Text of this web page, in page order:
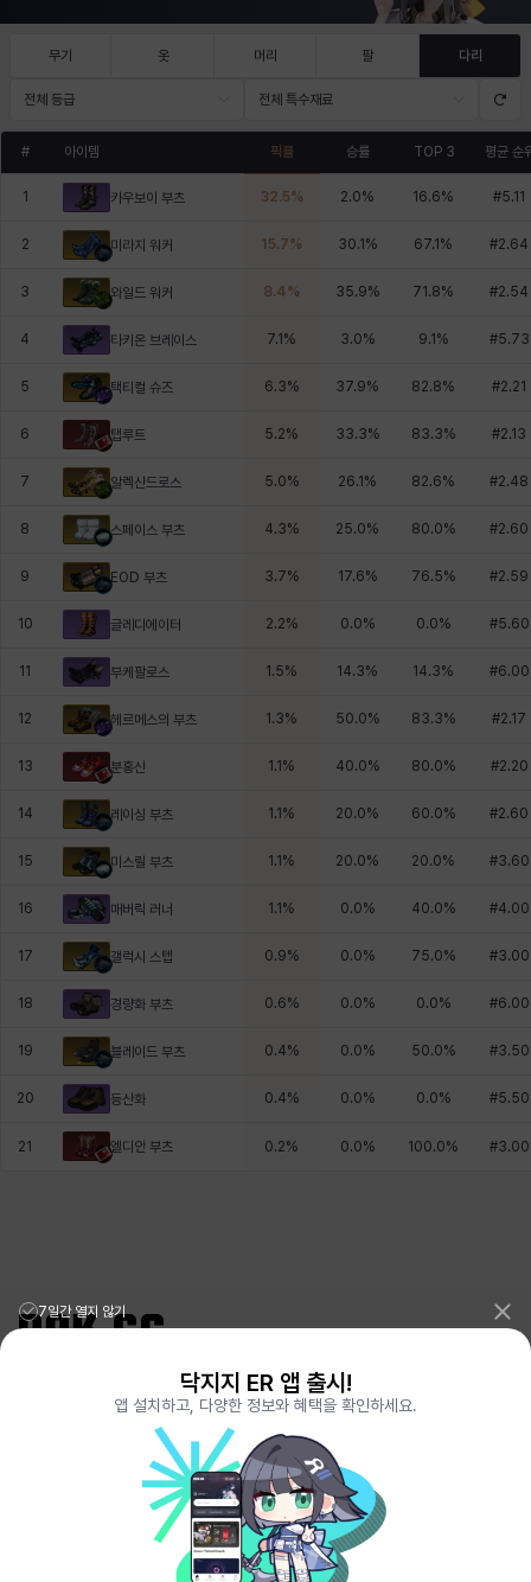
무기 옷 머리 팔 다리
전체 등급 전체 특수재료
# 아이템 픽률 승률 TOP 3 평균 순
1 카우보이 부츠 32.5% 2.0% 16.6% #5.11
2 미라지 워커 15.7% 30.1 % 67.1 % #2.64
3 와일드 워커 8.4% 35.9% 71.8% #2.54
4 타키온 브레이스 7.1 % 3.0% 9.1 % #5.73
5 택티컬 슈즈 6.3% 37.9% 82.8% #2.21
6 탭루트 5.2% 33.3% 83.3% #2.13
7 알렉산드로스 5.0% 26.1 % 82.6% #2.48
8 스페이스 부츠 4.3% 25.0% 80.0% #2.60
9 EOD 부츠 3.7% 17.6% 76.5% #2.59
10 글레디에이터 2.2% 0.0% 0.0% #5.60
11 부케팔로스 1.5% 14.3% 14.3% #6.00
12 헤르메스의 부츠 1.3% 50.0% 83.3% #2.17
13 분홍신 1.1 % 40.0% 80.0% #2.20
14 레이싱 부츠 1.1 % 20.0% 60.0% #2.60
15 미스릴 부츠 1.1 % 20.0% 20.0% #3.60
16 매버릭 러너 1.1 % 0.0% 40.0% #4.00
17 갤럭시 스텝 0.9% 0.0% 75.0% #3.00
18 경량화 부츠 0.6% 0.0% 0.0% #6.00
19 블레이드 부츠 0.4% 0.0% 50.0% #3.50
20 등산화 0.4% 0.0% 0.0% #5.50
21 엘디안 부츠 0.2% 0.0% 100.0% #3.00
리그오브레전드 전적검색 포로지지PORO.GG
전략적팀전투 TFT 전적검색 롤체지지 LOLCHESS.GG
메이플스토리 종합통계MAPLE.GG
VALORANT.DAK.GG
배틀그라운드 전적검색PUBG.DAK.GG
이터널 리턴 전적검색ER.DAK.GG
GENSHIN.DAK.GG
DEADLOCK.DAK.GG
7일간 열지 않기
닥지지 ER 앱 출시!
앱 설치하고, 다양한 정보와 혜택을 확인하세요.